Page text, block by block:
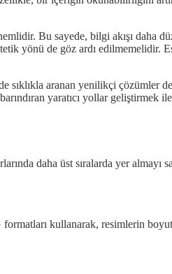
Bu sayede, bilgi akışı daha
yönü de göz ardı edilmemelidir.
sıklıkla aranan yenilikçi çözümler
yaratıcı yollar geliştirmek
daha üst sıralarda yer almayı
formatları kullanarak, resimlerin